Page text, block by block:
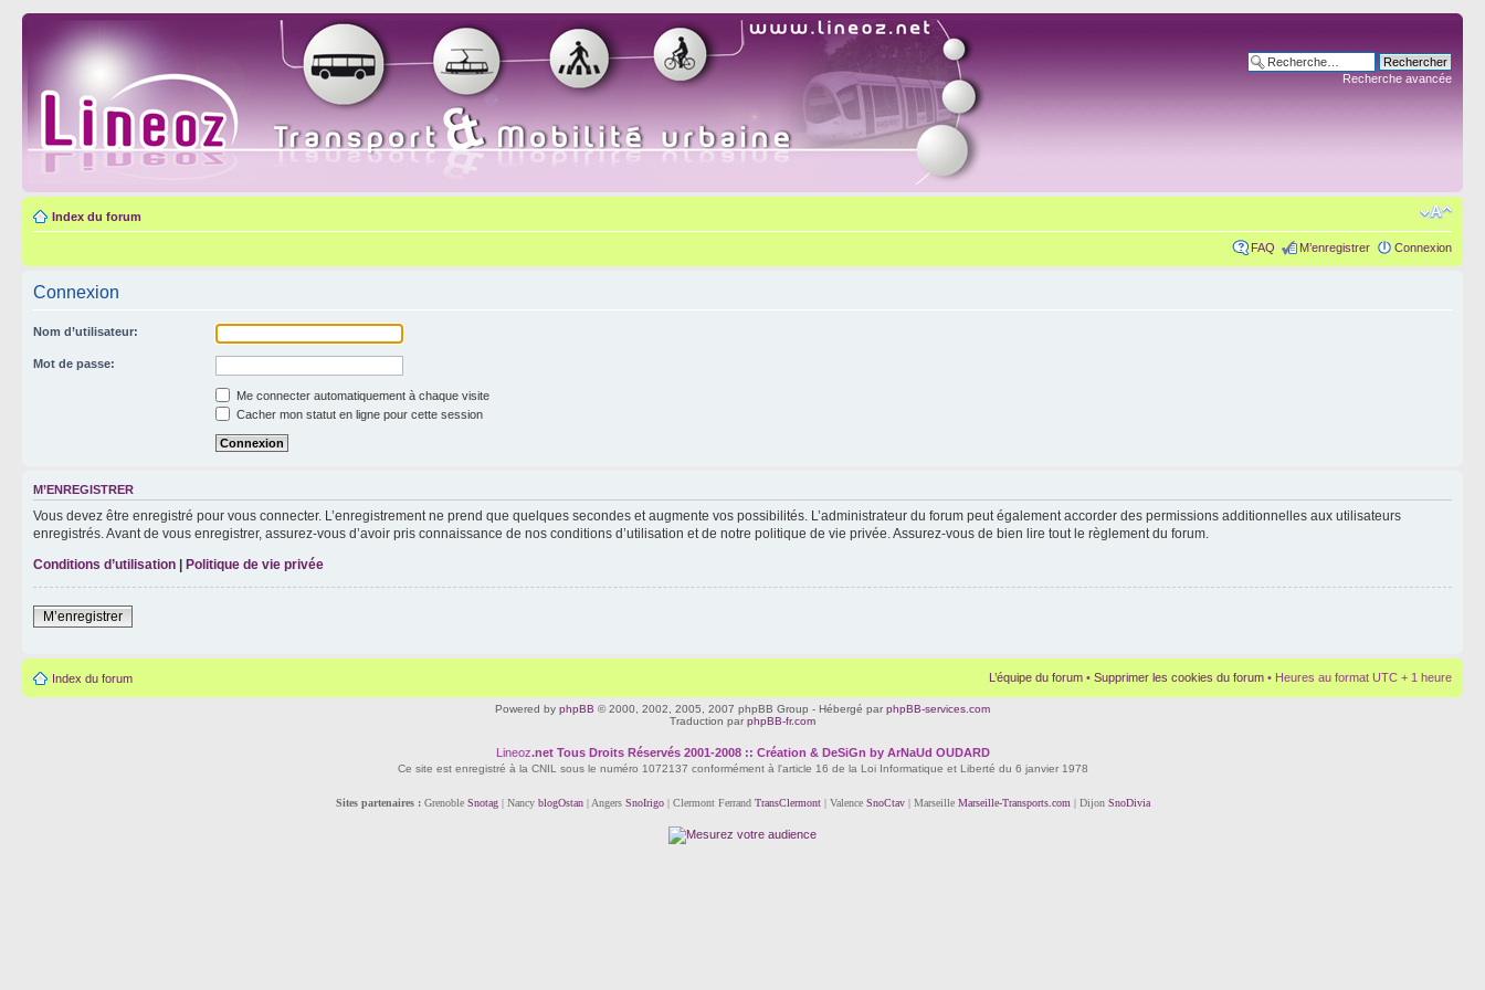
Recherche avancée
Index du forum
FAQ M’enregistrer Connexion
Connexion
Nom d’utilisateur:
Mot de passe:
Me connecter automatiquement à chaque visite
Cacher mon statut en ligne pour cette session
M’ENREGISTRER
Vous devez être enregistré pour vous connecter. L’enregistrement ne prend que quelques secondes et augmente vos possibilités. L’administrateur du forum peut également accorder des permissions additionnelles aux utilisateurs
enregistrés. Avant de vous enregistrer, assurez-vous d’avoir pris connaissance de nos conditions d’utilisation et de notre politique de vie privée. Assurez-vous de bien lire tout le règlement du forum.
Conditions d’utilisation | Politique de vie privée
M’enregistrer
Index du forum L’équipe du forum • Supprimer les cookies du forum • Heures au format UTC + 1 heure
Powered by phpBB © 2000, 2002, 2005, 2007 phpBB Group - Hébergé par phpBB-services.com
Traduction par phpBB-fr.com
Lineoz.netTous Droits Réservés 2001-2008 :: Création & DeSiGn by ArNaUd OUDARD
Ce site est enregistré à la CNIL sous le numéro 1072137 conformément à l'article 16 de la Loi Informatique et Liberté du 6 janvier 1978
Sites partenaires :Grenoble Snotag| Nancy blogOstan| Angers SnoIrigo| Clermont Ferrand TransClermont| Valence SnoCtav| Marseille Marseille-Transports.com | Dijon SnoDivia